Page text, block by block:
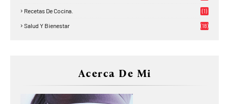
Recetas De Cocina. (1)
Salud Y Bienestar (18)
Acerca De Mi